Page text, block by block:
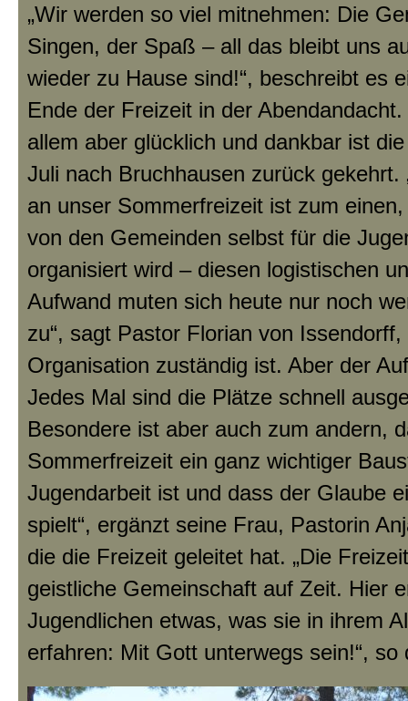
„Wir werden so viel mitnehmen: Die
Singen, der Spaß – all das bleibt uns
wieder zu Hause sind!“, beschreibt es
Ende der Freizeit in der
allem aber glücklich und dankbar ist
Juli nach Bruchhausen zurück gekehrt.
an unser Sommerfreizeit ist zum
von den Gemeinden selbst für die
organisiert wird – diesen logistischen
Aufwand muten sich heute nur noch
zu“, sagt Pastor Florian von
Organisation zuständig ist. Aber der
Jedes Mal sind die Plätze schnell
Besondere ist aber auch zum andern,
Sommerfreizeit ein ganz wichtiger
Jugendarbeit ist und dass der Glaube
spielt“, ergänzt seine Frau, Pastorin
die die Freizeit geleitet hat. „Die
geistliche Gemeinschaft auf Zeit. Hier
Jugendlichen etwas, was sie in ihrem
erfahren: Mit Gott unterwegs sein!“,